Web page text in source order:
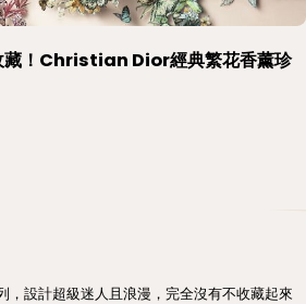
藏！Christian Dior經典繁花香薰珍
設計超級迷人且浪漫，完全沒有不收藏起來